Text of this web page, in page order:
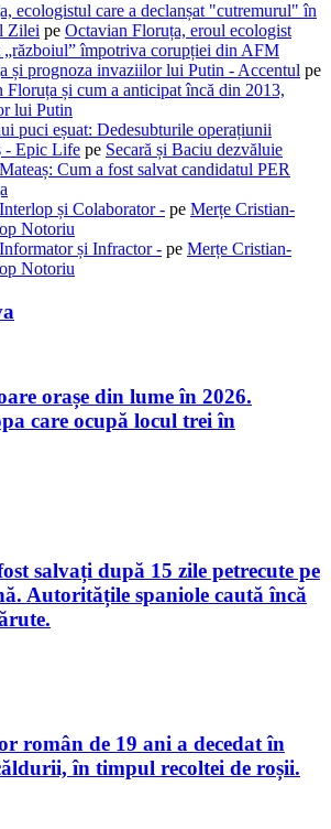
ecologistul care a declanșat "cutremurul" în
Zilei pe Octavian Floruța, eroul ecologist
„războiul” împotriva corupției din AFM
și prognoza invaziilor lui Putin - Accentul pe
Floruța și cum a anticipat încă din 2013,
lui Putin
puci eșuat: Dedesubturile operațiunii
- Epic Life pe Secară și Baciu dezvăluie
Cum a fost salvat candidatul PER
și Colaborator - pe Merțe Cristian-
Notoriu
și Infractor - pe Merțe Cristian-
Notoriu
orașe din lume în 2026.
care ocupă locul trei în
salvați după 15 zile petrecute pe
Autoritățile spaniole caută încă
român de 19 ani a decedat în
în timpul recoltei de roșii.